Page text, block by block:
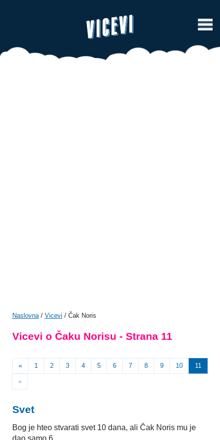
Naslovna/ Vicevi / Čak Noris
Vicevi o Čaku Norisu - Strana 11
« 1 2 3 4 5 6 7 8 9 10 11
»
Svet
Bog je hteo stvarati svet 10 dana, ali Čak Noris mu je
dao samo 6.